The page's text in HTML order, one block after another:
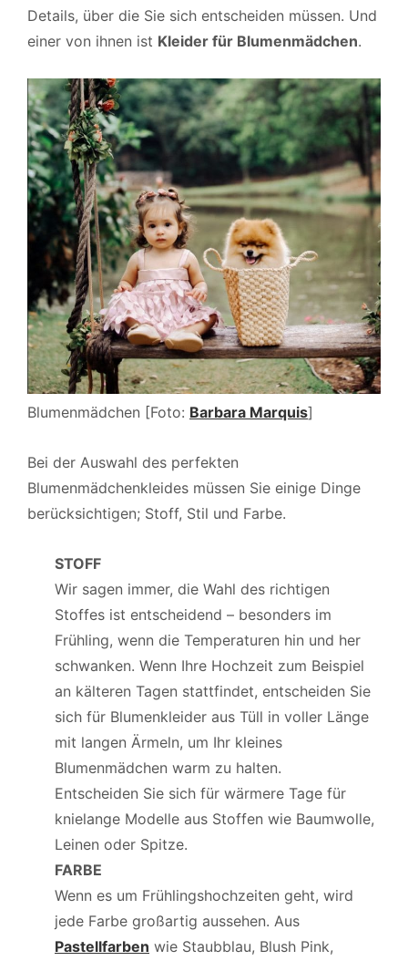
Details, über die Sie sich entscheiden müssen. Und
einer von ihnen ist Kleider für Blumenmädchen.
Blumenmädchen [Foto: Barbara Marquis]
Bei der Auswahl des perfekten
Blumenmädchenkleides müssen Sie einige Dinge
berücksichtigen; Stoff, Stil und Farbe.
STOFF
Wir sagen immer, die Wahl des richtigen
Stoffes ist entscheidend – besonders im
Frühling, wenn die Temperaturen hin und her
schwanken. Wenn Ihre Hochzeit zum Beispiel
an kälteren Tagen stattfindet, entscheiden Sie
sich für Blumenkleider aus Tüll in voller Länge
mit langen Ärmeln, um Ihr kleines
Blumenmädchen warm zu halten.
Entscheiden Sie sich für wärmere Tage für
knielange Modelle aus Stoffen wie Baumwolle,
Leinen oder Spitze.
FARBE
Wenn es um Frühlingshochzeiten geht, wird
jede Farbe großartig aussehen. Aus
Pastellfarben wie Staubblau, Blush Pink,